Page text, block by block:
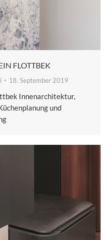
FLOTTBEK
18. September 2019
Innenarchitektur,
und